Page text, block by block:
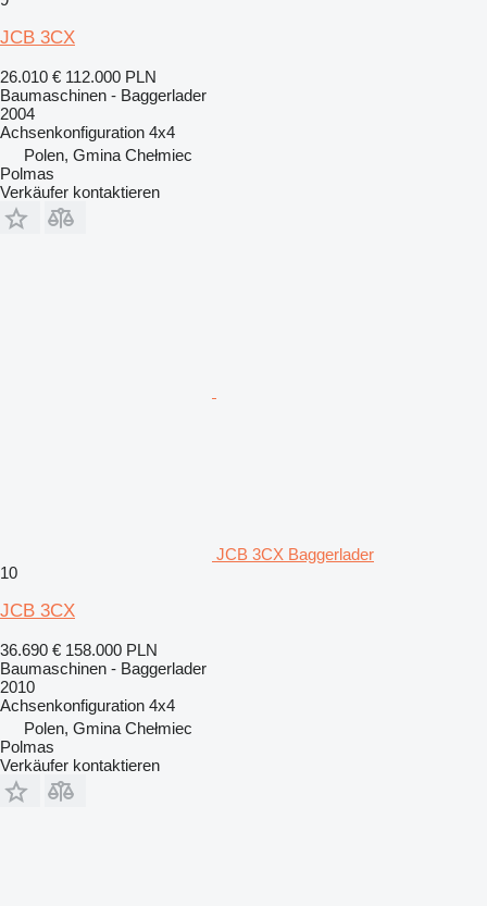
JCB 3CX
26.010 € 112.000 PLN
Baumaschinen - Baggerlader
2004
Achsenkonfiguration 4x4
Polen, Gmina Chełmiec
Polmas
Verkäufer kontaktieren
JCB 3CX Baggerlader
10
JCB 3CX
36.690 € 158.000 PLN
Baumaschinen - Baggerlader
2010
Achsenkonfiguration 4x4
Polen, Gmina Chełmiec
Polmas
Verkäufer kontaktieren